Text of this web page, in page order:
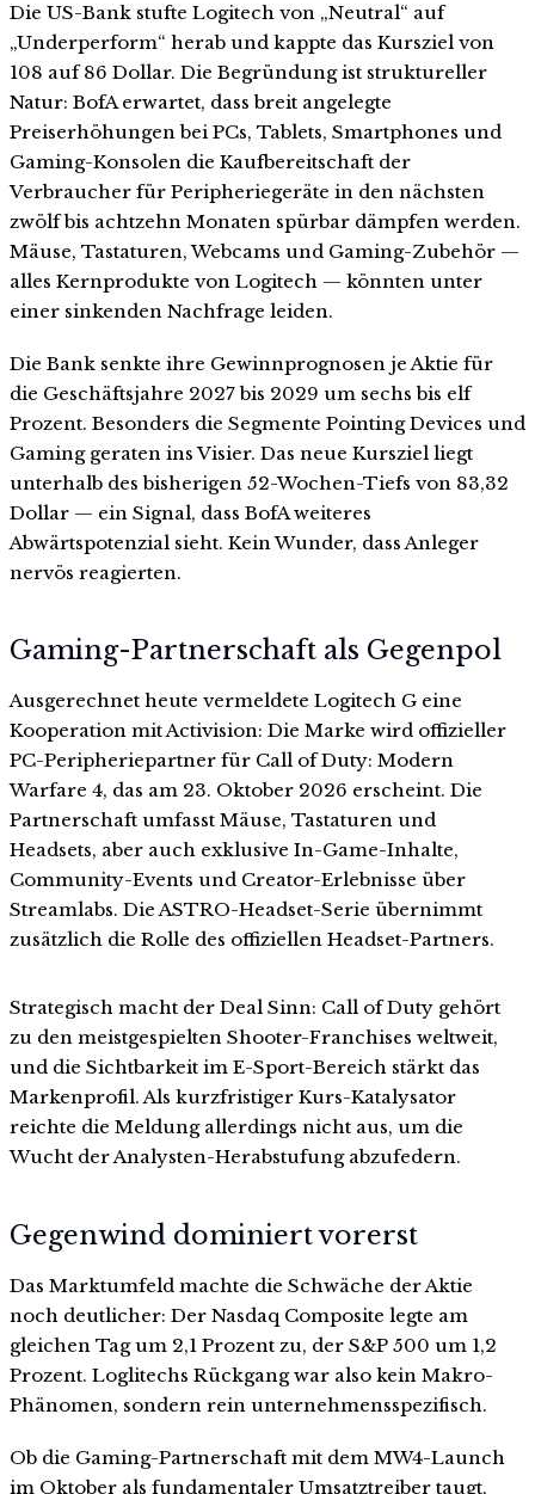
Die US-Bank stufte Logitech von „Neutral“ auf
„Underperform“ herab und kappte das Kursziel von
108 auf 86 Dollar. Die Begründung ist struktureller
Natur: BofA erwartet, dass breit angelegte
Preiserhöhungen bei PCs, Tablets, Smartphones und
Gaming-Konsolen die Kaufbereitschaft der
Verbraucher für Peripheriegeräte in den nächsten
zwölf bis achtzehn Monaten spürbar dämpfen werden.
Mäuse, Tastaturen, Webcams und Gaming-Zubehör —
alles Kernprodukte von Logitech — könnten unter
einer sinkenden Nachfrage leiden.
Die Bank senkte ihre Gewinnprognosen je Aktie für
die Geschäftsjahre 2027 bis 2029 um sechs bis elf
Prozent. Besonders die Segmente Pointing Devices und
Gaming geraten ins Visier. Das neue Kursziel liegt
unterhalb des bisherigen 52-Wochen-Tiefs von 83,32
Dollar — ein Signal, dass BofA weiteres
Abwärtspotenzial sieht. Kein Wunder, dass Anleger
nervös reagierten.
Gaming-Partnerschaft als Gegenpol
Ausgerechnet heute vermeldete Logitech G eine
Kooperation mit Activision: Die Marke wird offizieller
PC-Peripheriepartner für Call of Duty: Modern
Warfare 4, das am 23. Oktober 2026 erscheint. Die
Partnerschaft umfasst Mäuse, Tastaturen und
Headsets, aber auch exklusive In-Game-Inhalte,
Community-Events und Creator-Erlebnisse über
Streamlabs. Die ASTRO-Headset-Serie übernimmt
zusätzlich die Rolle des offiziellen Headset-Partners.
Strategisch macht der Deal Sinn: Call of Duty gehört
zu den meistgespielten Shooter-Franchises weltweit,
und die Sichtbarkeit im E-Sport-Bereich stärkt das
Markenprofil. Als kurzfristiger Kurs-Katalysator
reichte die Meldung allerdings nicht aus, um die
Wucht der Analysten-Herabstufung abzufedern.
Gegenwind dominiert vorerst
Das Marktumfeld machte die Schwäche der Aktie
noch deutlicher: Der Nasdaq Composite legte am
gleichen Tag um 2,1 Prozent zu, der S&P 500 um 1,2
Prozent. Loglitechs Rückgang war also kein Makro-
Phänomen, sondern rein unternehmensspezifisch.
Ob die Gaming-Partnerschaft mit dem MW4-Launch
im Oktober als fundamentaler Umsatztreiber taugt,